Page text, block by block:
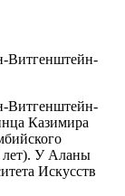
Витгенштейн-
Витгенштейн-
Казимира
лет). У Аланы
Искусств